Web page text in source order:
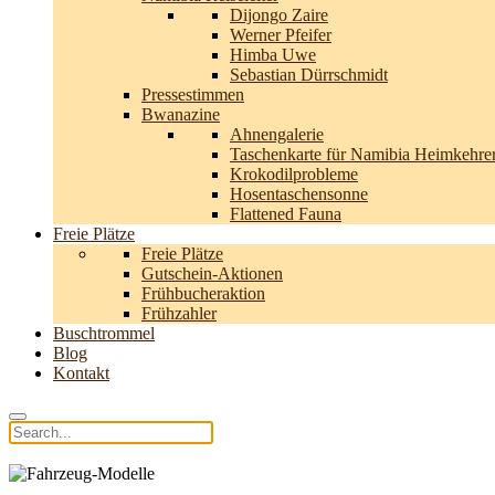
Dijongo Zaire
Werner Pfeifer
Himba Uwe
Sebastian Dürrschmidt
Pressestimmen
Bwanazine
Ahnengalerie
Taschenkarte für Namibia
Krokodilprobleme
Hosentaschensonne
Flattened Fauna
Freie Plätze
Freie Plätze
Gutschein-Aktionen
Frühbucheraktion
Frühzahler
Buschtrommel
Blog
Kontakt